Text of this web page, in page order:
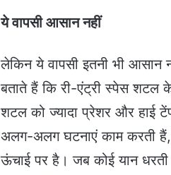
ये वापसी आसान नहीं
लेकिन ये वापसी इतनी भी आसान
बताते हैं कि री-एंट्री स्पेस
शटल को ज्यादा प्रेशर और हाई
अलग-अलग घटनाएं काम करती
ऊंचाई पर है। जब कोई यान